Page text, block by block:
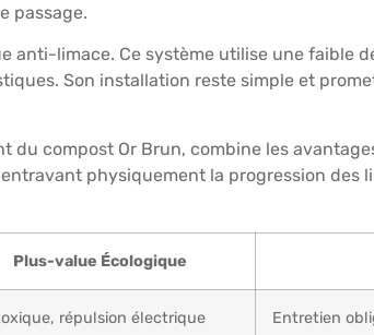
passage.
limace. Ce système utilise une faible
Son installation reste simple et
du compost Or Brun, combine les
physiquement la progression des
Plus-value Écologique
répulsion électrique Entretien